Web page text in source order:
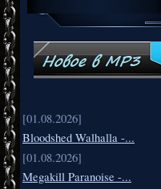
[01.08.2026]
Bloodshed Walhalla -...
[01.08.2026]
Megakill Paranoise -...